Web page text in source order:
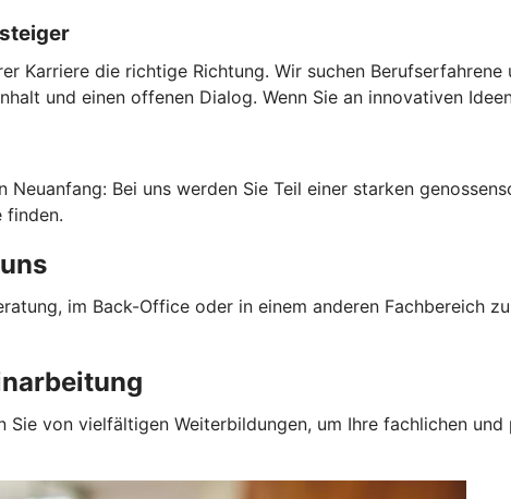
Karriere die richtige Richtung. Wir suchen
und einen offenen Dialog. Wenn Sie an innovativen
Neuanfang: Bei uns werden Sie Teil einer starken
finden.
im Back-Office oder in einem anderen Fachbereich
Sie von vielfältigen Weiterbildungen, um Ihre fachlichen